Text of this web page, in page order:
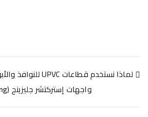
لماذا نستخدم قطاعات UPVC للنوافذ والأبواب … ؟
واجهات إستركتشر جليزينج (Structural Glazing)